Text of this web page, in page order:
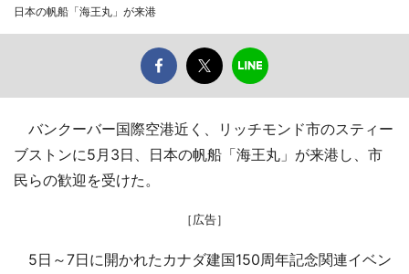
日本の帆船「海王丸」が来港
バンクーバー国際空港近く、リッチモンド市のスティー
ブストンに5月3日、日本の帆船「海王丸」が来港し、市
民らの歓迎を受けた。
［広告］
5日～7日に開かれたカナダ建国150周年記念関連イベン